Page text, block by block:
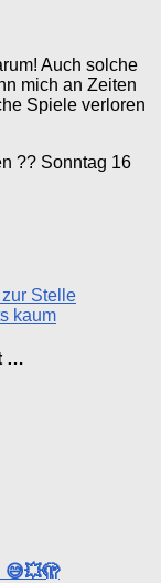
Auch solche
mich an Zeiten
Spiele verloren
?? Sonntag 16
Stelle
kaum
…
😅💥🫣